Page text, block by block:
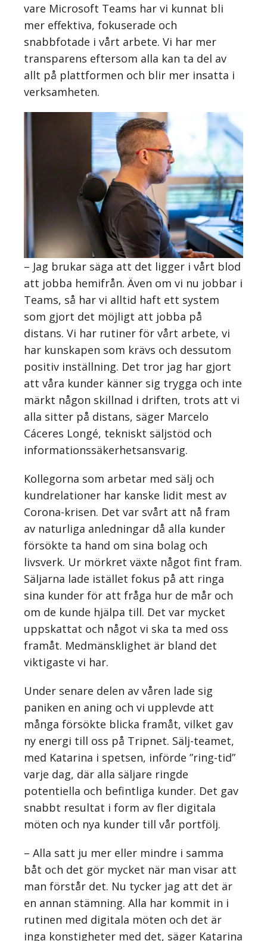
vare Microsoft Teams har vi kunnat bli
mer effektiva, fokuserade och
snabbfotade i vårt arbete. Vi har mer
transparens eftersom alla kan ta del av
allt på plattformen och blir mer insatta i
verksamheten.
– Jag brukar säga att det ligger i vårt blod
att jobba hemifrån. Även om vi nu jobbar i
Teams, så har vi alltid haft ett system
som gjort det möjligt att jobba på
distans. Vi har rutiner för vårt arbete, vi
har kunskapen som krävs och dessutom
positiv inställning. Det tror jag har gjort
att våra kunder känner sig trygga och inte
märkt någon skillnad i driften, trots att vi
alla sitter på distans, säger Marcelo
Cáceres Longé, tekniskt säljstöd och
informationssäkerhetsansvarig.
Kollegorna som arbetar med sälj och
kundrelationer har kanske lidit mest av
Corona-krisen. Det var svårt att nå fram
av naturliga anledningar då alla kunder
försökte ta hand om sina bolag och
livsverk. Ur mörkret växte något fint fram.
Säljarna lade istället fokus på att ringa
sina kunder för att fråga hur de mår och
om de kunde hjälpa till. Det var mycket
uppskattat och något vi ska ta med oss
framåt. Medmänsklighet är bland det
viktigaste vi har.
Under senare delen av våren lade sig
paniken en aning och vi upplevde att
många försökte blicka framåt, vilket gav
ny energi till oss på Tripnet. Sälj-teamet,
med Katarina i spetsen, införde ”ring-tid”
varje dag, där alla säljare ringde
potentiella och befintliga kunder. Det gav
snabbt resultat i form av fler digitala
möten och nya kunder till vår portfölj.
– Alla satt ju mer eller mindre i samma
båt och det gör mycket när man visar att
man förstår det. Nu tycker jag att det är
en annan stämning. Alla har kommit in i
rutinen med digitala möten och det är
inga konstigheter med det, säger Katarina